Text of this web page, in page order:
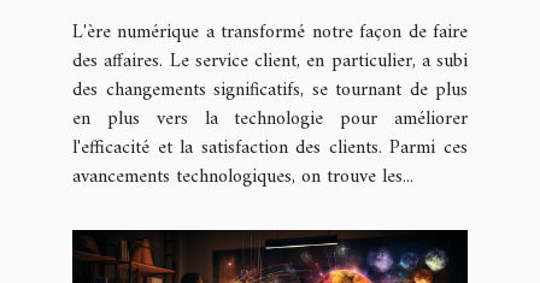
service client ?
L'ère numérique a transformé notre façon de faire
des affaires. Le service client, en particulier, a subi
des changements significatifs, se tournant de plus
en plus vers la technologie pour améliorer
l'efficacité et la satisfaction des clients. Parmi ces
avancements technologiques, on trouve les...